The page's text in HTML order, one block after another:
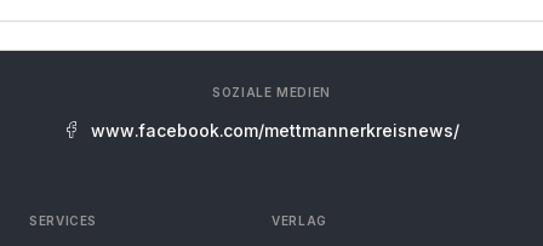
SOZIALE MEDIEN
www.facebook.com/mettmannerkreisnews/
SERVICES VERLAG